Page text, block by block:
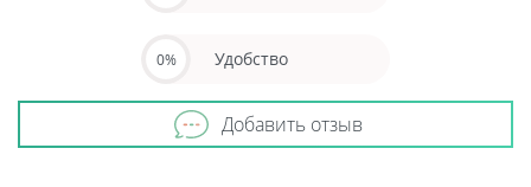
0% Удобство
Добавить отзыв